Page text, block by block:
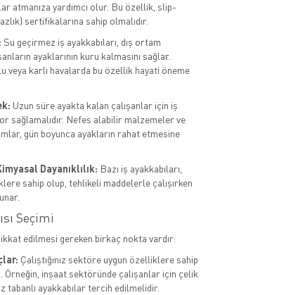
atmanıza yardımcı olur. Bu özellik, slip-
sertifikalarına sahip olmalıdır.
Su geçirmez iş ayakkabıları, dış ortam
ayaklarının kuru kalmasını sağlar.
veya karlı havalarda bu özellik hayati öneme
Uzun süre ayakta kalan çalışanlar için iş
sağlamalıdır. Nefes alabilir malzemeler ve
gün boyunca ayakların rahat etmesine
Dayanıklılık: Bazı iş ayakkabıları,
sahip olup, tehlikeli maddelerle çalışırken
Seçimi
edilmesi gereken birkaç nokta vardır:
Çalıştığınız sektöre uygun özelliklere sahip
Örneğin, inşaat sektöründe çalışanlar için çelik
tabanlı ayakkabılar tercih edilmelidir.